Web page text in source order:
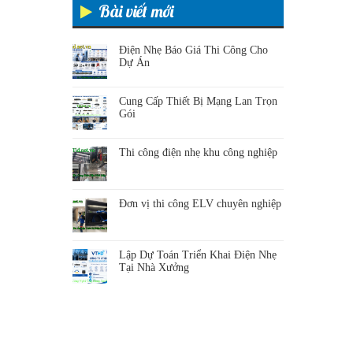
Bài viết mới
Điện Nhẹ Báo Giá Thi Công Cho
Dự Án
Cung Cấp Thiết Bị Mạng Lan Trọn
Gói
Thi công điện nhẹ khu công nghiệp
Đơn vị thi công ELV chuyên nghiệp
Lập Dự Toán Triển Khai Điện Nhẹ
Tại Nhà Xưởng